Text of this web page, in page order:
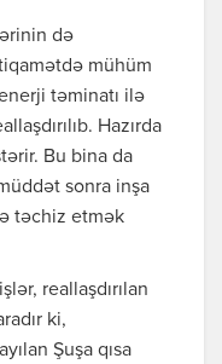
də
mühüm
təminatı ilə
Hazırda
Bu bina da
sonra inşa
təchiz etmək
reallaşdırılan
ki,
Şuşa qısa